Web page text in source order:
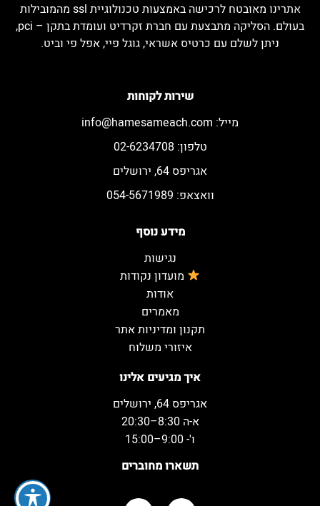
איך מגיעים אלינו
אגריפס 64, ירושלים
א-ה 8:30–20:30
ו'- 9:00–15:00
תשארו מחוברים
מידע נוסף
נגישות
מועדון נקודות
אודות
מאמרים
תקנון ומדיניות אתר
איזורי משלוח
שירות לקוחות
מייל: info@hamesameach.com
טלפון: 02-6234708
אגריפס 64, ירושלים
וואצאפ: 054-5671989
אתרינו מאובטח לרכישה באמצעות טכנולוגיית ssl מהמובילות
בעולם. הסליקה מתבצעת עם חברת זקרדיט ועומדת בתקן – pci,
ניתן לשלם עם כרטיס אשראי, גוגל פיי, אפל פי וביט.